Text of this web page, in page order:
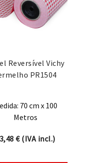
Reversível Vichy
PR1504
70 cm x 100
Metros
€(IVA incl.)